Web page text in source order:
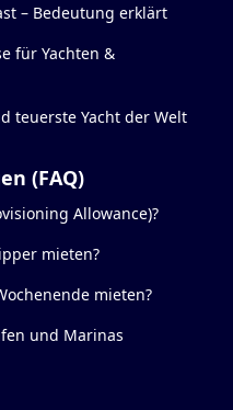
– Bedeutung erklärt
für Yachten &
teuerste Yacht der Welt
(FAQ)
Allowance)?
mieten?
mieten?
und Marinas